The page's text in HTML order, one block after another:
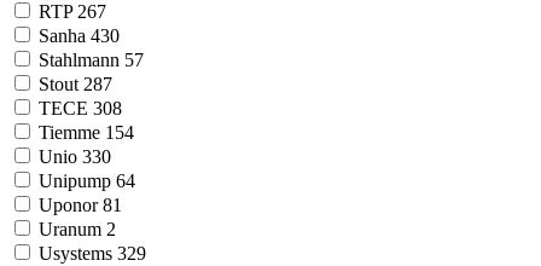
RTP 267
Sanha 430
Stahlmann 57
Stout 287
TECE 308
Tiemme 154
Unio 330
Unipump 64
Uponor81
Uranum 2
Usystems 329